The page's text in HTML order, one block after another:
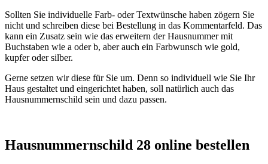
Sollten Sie individuelle Farb- oder Textwünsche haben zögern Sie
nicht und schreiben diese bei Bestellung in das Kommentarfeld. Das
kann ein Zusatz sein wie das erweitern der Hausnummer mit
Buchstaben wie a oder b, aber auch ein Farbwunsch wie gold,
kupfer oder silber.
Gerne setzen wir diese für Sie um. Denn so individuell wie Sie Ihr
Haus gestaltet und eingerichtet haben, soll natürlich auch das
Hausnummernschild sein und dazu passen.
Hausnummernschild 28 online bestellen